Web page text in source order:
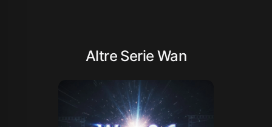
Altre Serie Wan